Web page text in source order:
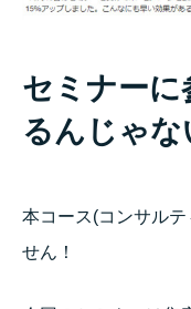
セミナーに
るんじゃな
本コース(コンサル
せん！